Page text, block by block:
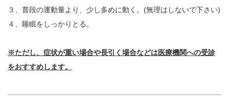
３、普段の運動量より、少し多めに動く。(無理はしないで下さい)
４、睡眠をしっかりとる。
※ただし、症状が重い場合や長引く場合などは医療機関への受診
をおすすめします。